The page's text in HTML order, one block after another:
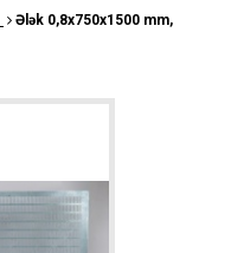
Ələk 0,8x750x1500 mm,